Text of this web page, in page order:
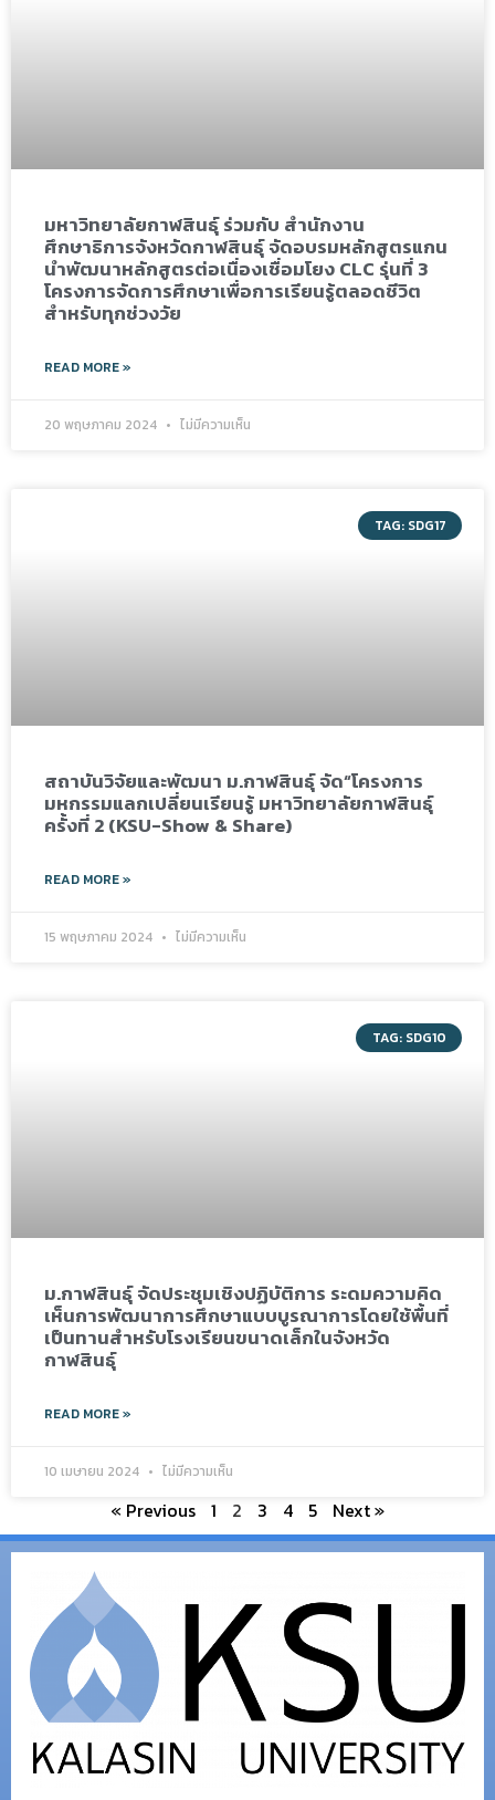
มหาวิทยาลัยกาฬสินธุ์ ร่วมกับ สำนักงาน
ศึกษาธิการจังหวัดกาฬสินธุ์ จัดอบรมหลักสูตรแกน
นำพัฒนาหลักสูตรต่อเนื่องเชื่อมโยง CLC รุ่นที่ 3
โครงการจัดการศึกษาเพื่อการเรียนรู้ตลอดชีวิต
สำหรับทุกช่วงวัย
READ MORE »
20 พฤษภาคม 2024 ไม่มีความเห็น
TAG: SDG17
สถาบันวิจัยและพัฒนา ม.กาฬสินธุ์ จัด“โครงการ
มหกรรมแลกเปลี่ยนเรียนรู้ มหาวิทยาลัยกาฬสินธุ์
ครั้งที่ 2 (KSU-Show & Share)
READ MORE »
15 พฤษภาคม 2024 ไม่มีความเห็น
TAG: SDG10
ม.กาฬสินธุ์ จัดประชุมเชิงปฏิบัติการ ระดมความคิด
เห็นการพัฒนาการศึกษาแบบบูรณาการโดยใช้พื้นที่
เป็นทานสำหรับโรงเรียนขนาดเล็กในจังหวัด
กาฬสินธุ์
READ MORE »
10 เมษายน 2024 ไม่มีความเห็น
« Previous 1 2 3 4 5 Next »